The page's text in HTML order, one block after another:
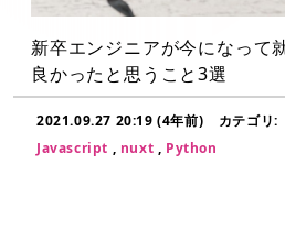
新卒エンジニアが今になって
良かったと思うこと3選
2021.09.27 20:19 (4年前) カテゴリ:
Javascript , nuxt , Python